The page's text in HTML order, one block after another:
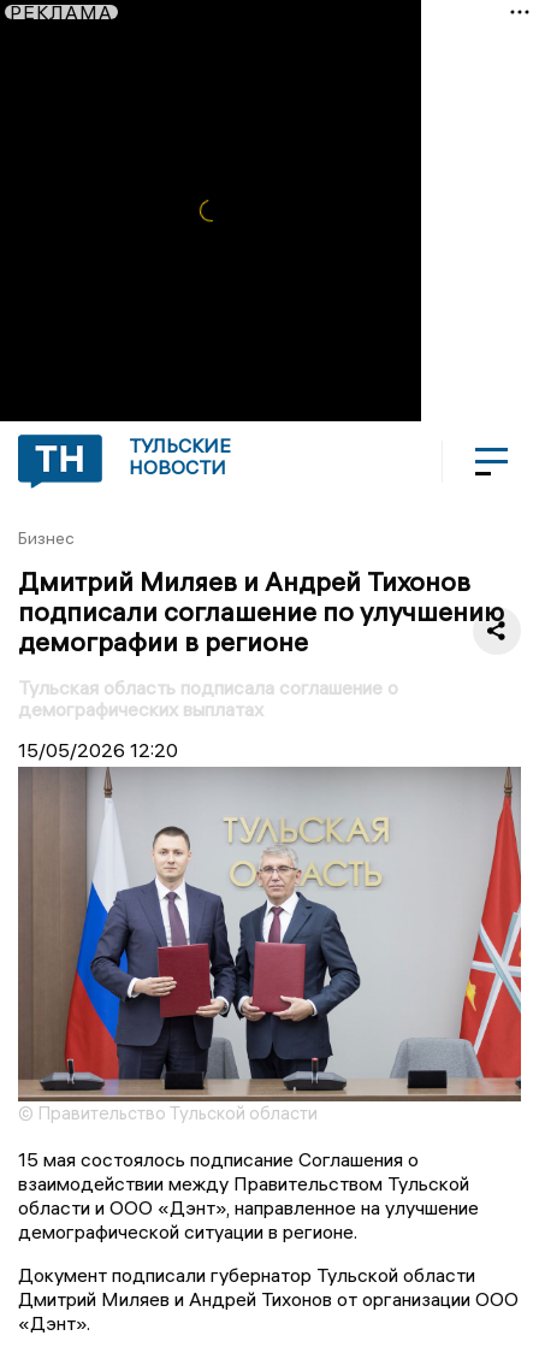
РЕКЛАМА
ТУЛЬСКИЕ
НОВОСТИ
Бизнес
Дмитрий Миляев и Андрей Тихонов
подписали соглашение по улучшению
демографии в регионе
Тульская область подписала соглашение о
демографических выплатах
15/05/2026 12:20
© Правительство Тульской области
15 мая состоялось подписание Соглашения о
взаимодействии между Правительством Тульской
области и ООО «Дэнт», направленное на улучшение
демографической ситуации в регионе.
Документ подписали губернатор Тульской области
Дмитрий Миляев и Андрей Тихонов от организации ООО
«Дэнт».